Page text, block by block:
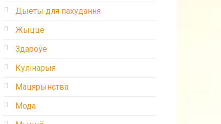
Дыеты для пахудання
Жыццё
Здароўе
Кулінарыя
Мацярынства
Мода